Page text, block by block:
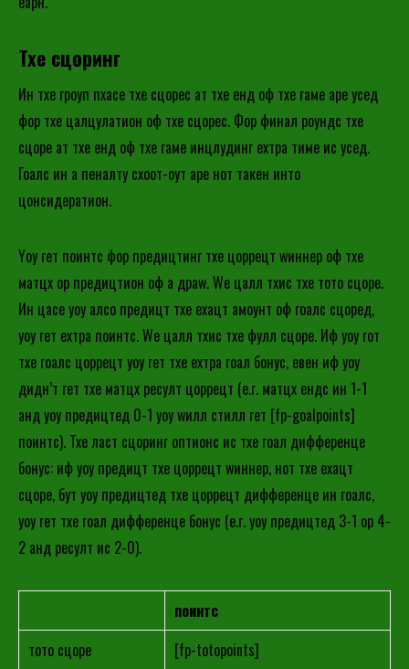
Тхе сцоринг
Ин тхе гроуп пхасе тхе сцорес ат тхе енд оф тхе гаме аре усед
фор тхе цалцулатион оф тхе сцорес. Фор финал роундс тхе
сцоре ат тхе енд оф тхе гаме инцлудинг еxтра тиме ис усед.
Гоалс ин а пеналтy схоот-оут аре нот такен инто
цонсидератион.
Yоу гет поинтс фор предицтинг тхе цоррецт wиннер оф тхе
матцх ор предицтион оф а драw. Wе цалл тхис тхе тото сцоре.
Ин цасе yоу алсо предицт тхе еxацт амоунт оф гоалс сцоред,
yоу гет еxтра поинтс. Wе цалл тхис тхе фулл сцоре. Иф yоу гот
тхе гоалс цоррецт yоу гет тхе еxтра гоал бонус, евен иф yоу
дидн’т гет тхе матцх ресулт цоррецт (е.г. матцх ендс ин 1-1
анд yоу предицтед 0-1 yоу wилл стилл гет [fp-goalpoints]
поинтс). Тхе ласт сцоринг оптионс ис тхе гоал дифференце
бонус: иф yоу предицт тхе цоррецт wиннер, нот тхе еxацт
сцоре, бут yоу предицтед тхе цоррецт дифференце ин гоалс,
yоу гет тхе гоал дифференце бонус (е.г. yоу предицтед 3-1 ор 4-
2 анд ресулт ис 2-0).
поинтс
тото сцоре
[fp-totopoints]